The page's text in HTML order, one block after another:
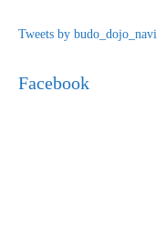
Tweets by budo_dojo_navi
Facebook